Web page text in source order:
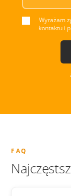
Wyrażam
kontaktu i
FAQ